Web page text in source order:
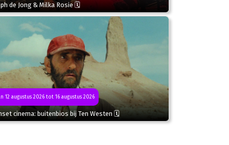
de Jong & Milka Rosie 🗓
12 augustus 2026 tot 16 augustus 2026
cinema: buitenbios bij Ten Westen 🗓